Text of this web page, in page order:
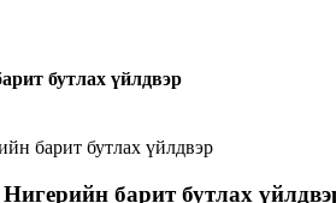
бутлах үйлдвэр
барит бутлах үйлдвэр
барит бутлах